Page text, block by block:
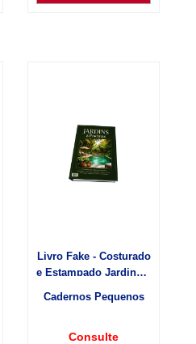
Livro Fake - Costurado
e Estampado Jardins e
Cadernos Pequenos
Consulte